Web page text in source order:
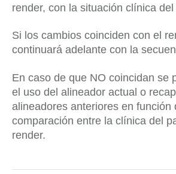
render, con la situación clínica
Si los cambios coinciden con el
continuará adelante con la
En caso de que NO coincidan se
el uso del alineador actual o
alineadores anteriores en función
comparación entre la clínica del
render.